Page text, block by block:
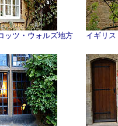
ツ・ウォルズ地方 イギリ